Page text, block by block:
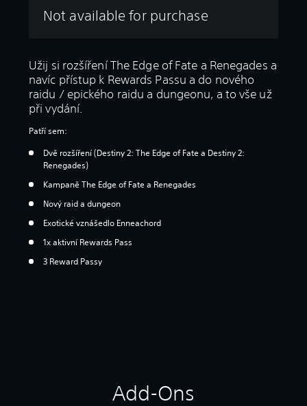
Not available for purchase
Užij si rozšíření The Edge of Fate a Renegades a
navíc přístup k Rewards Passu a do nového
raidu / epického raidu a dungeonu, a to vše už
při vydání.
Patří sem:
Dvě rozšíření (Destiny 2: The Edge of Fate a Destiny 2:
Renegades)
Kampaně The Edge of Fate a Renegades
Nový raid a dungeon
Exotické vznášedlo Enneachord
1x aktivní Rewards Pass
3 Reward Passy
Add-Ons